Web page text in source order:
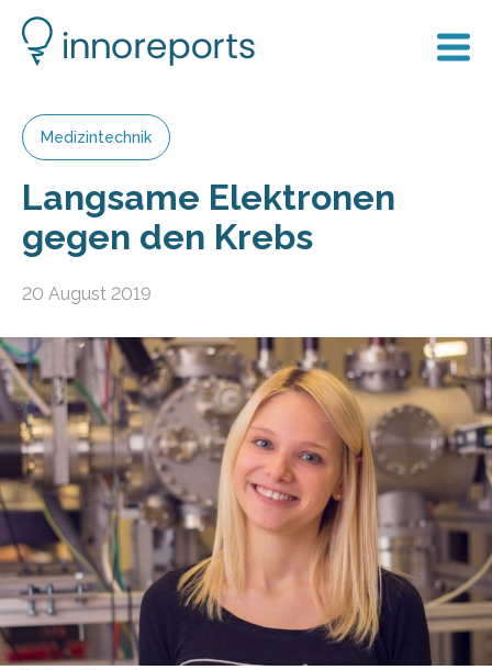
Medizintechnik
Langsame Elektronen
gegen den Krebs
20 August 2019